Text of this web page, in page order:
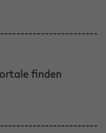
finden